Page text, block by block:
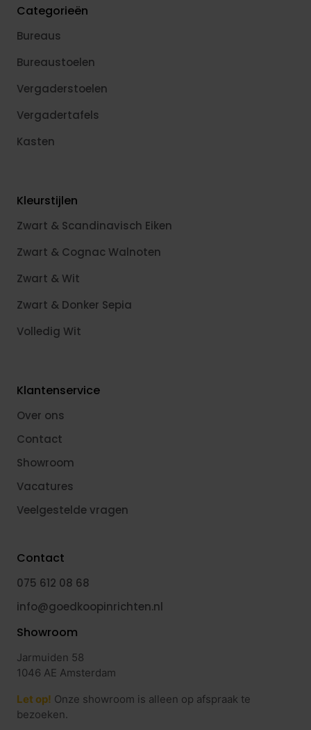
Categorieën
Bureaus
Bureaustoelen
Vergaderstoelen
Vergadertafels
Kasten
Kleurstijlen
Zwart & Scandinavisch Eiken
Zwart & Cognac Walnoten
Zwart & Wit
Zwart & Donker Sepia
Volledig Wit
Klantenservice
Over ons
Contact
Showroom
Vacatures
Veelgestelde vragen
Contact
075 612 08 68
info@goedkoopinrichten.nl
Showroom
Jarmuiden 58
1046 AE Amsterdam
Let op! Onze showroom is alleen op afspraak te
bezoeken.